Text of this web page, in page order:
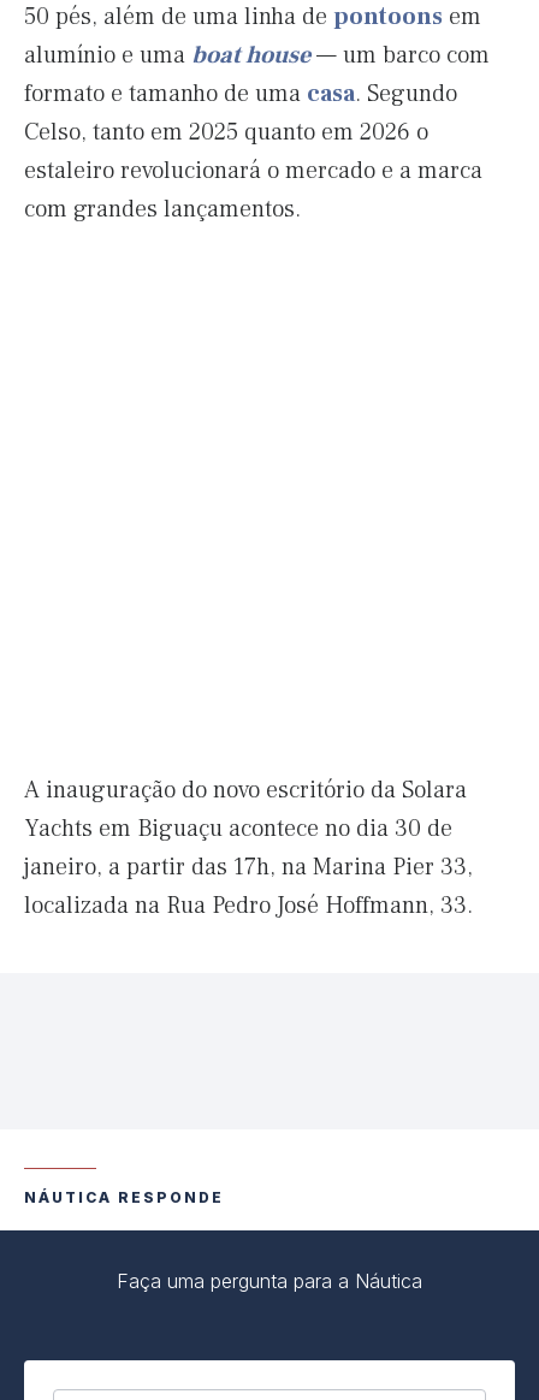
50 pés, além de uma linha de pontoons em
alumínio e uma boat house— um barco com
formato e tamanho de uma casa. Segundo
Celso, tanto em 2025 quanto em 2026 o
estaleiro revolucionará o mercado e a marca
com grandes lançamentos.
A inauguração do novo escritório da Solara
Yachts em Biguaçu acontece no dia 30 de
janeiro, a partir das 17h, na Marina Pier 33,
localizada na Rua Pedro José Hoffmann, 33.
NÁUTICA RESPONDE
Faça uma pergunta para a Náutica